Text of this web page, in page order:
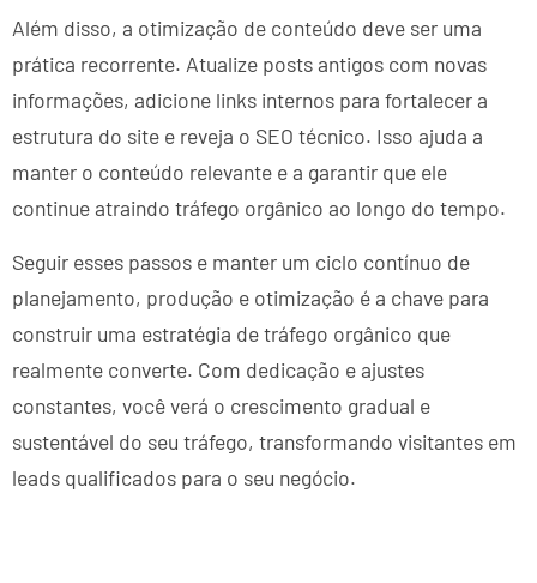
Além disso, a otimização de conteúdo deve ser uma
prática recorrente. Atualize posts antigos com novas
informações, adicione links internos para fortalecer a
estrutura do site e reveja o SEO técnico. Isso ajuda a
manter o conteúdo relevante e a garantir que ele
continue atraindo tráfego orgânico ao longo do tempo.
Seguir esses passos e manter um ciclo contínuo de
planejamento, produção e otimização é a chave para
construir uma estratégia de tráfego orgânico que
realmente converte. Com dedicação e ajustes
constantes, você verá o crescimento gradual e
sustentável do seu tráfego, transformando visitantes em
leads qualificados para o seu negócio.